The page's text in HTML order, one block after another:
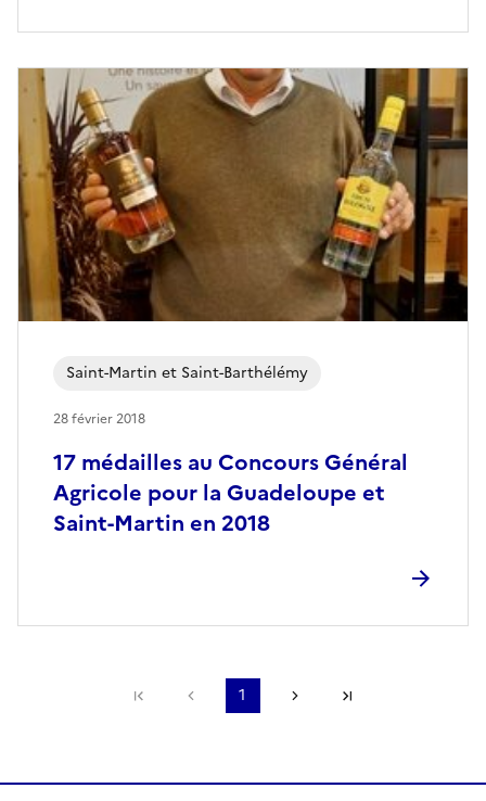
17 médailles au Concours Général
Agricole pour la Guadeloupe et
Saint-Martin en 2018
Saint-Martin et Saint-Barthélémy
28 février 2018
Première pagePage précédente
1 Page suivante